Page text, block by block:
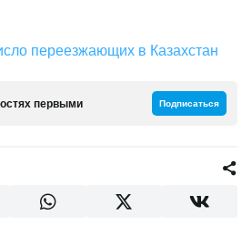
переезжающих в Казахстан
первыми Подписаться